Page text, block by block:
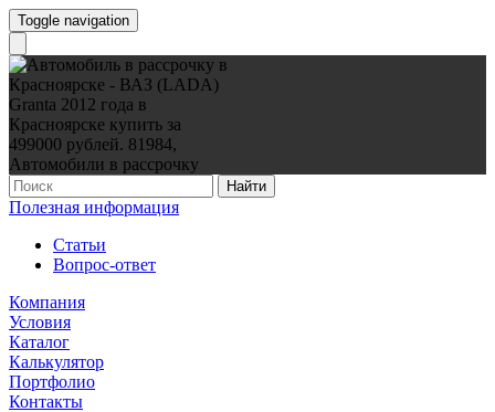
Toggle navigation
Найти
Полезная информация
Статьи
Вопрос-ответ
Компания
Условия
Каталог
Калькулятор
Портфолио
Контакты